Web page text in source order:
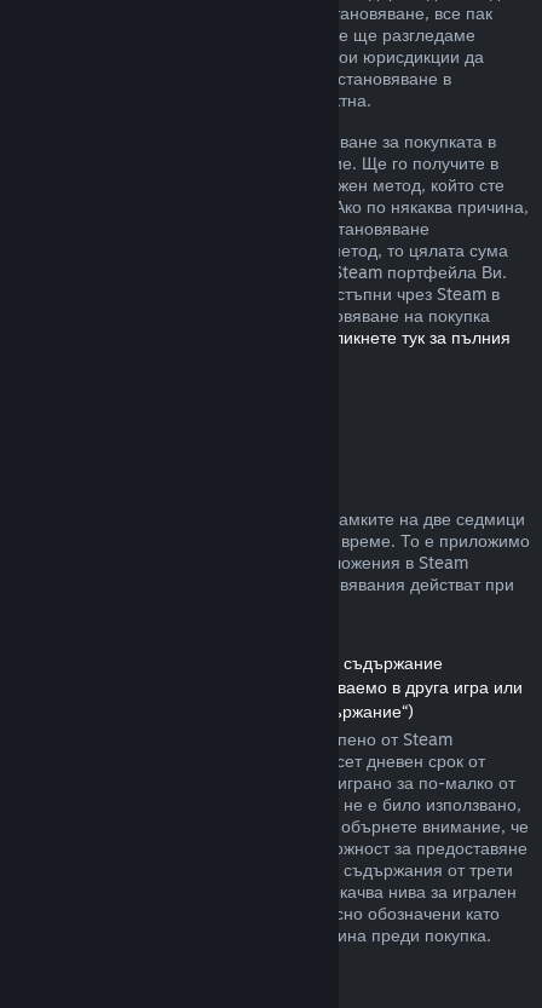
извън описаните от нас правила за възстановяване, все пак
можете да изискате възстановяване и ние ще разгледаме
случая. Възможно е потребителите в някои юрисдикции да
разполагат с допълнителни права за възстановяване в
обстоятелства, при които играта е дефектна.
Ще Ви бъде отпуснато пълно възстановяване за покупката в
рамките на една седмица след одобрение. Ще го получите в
Steam портфейла или чрез същия платежен метод, който сте
използвали, за да направите покупката. Ако по някаква причина,
Steam няма възможност да отпусне възстановяване
посредством първоначалния платежен метод, то цялата сума
ще бъде предоставена като кредит към Steam портфейла Ви.
(Възможно е някои платежни методи, достъпни чрез Steam в
държавата Ви, да не поддържат възстановяване на покупка
Кликнете тук за пълния
Steam възстановяването се предлага в рамките на две седмици
от покупката и при под два часа игрално време. То е приложимо
както за игри, така и при софтуерни приложения в Steam
магазина. Ето обзор за това как възстановявания действат при
Възстановявания на сумата за сваляемо съдържание
(Съдържание от Steam магазина, използваемо в друга игра или
софтуерно приложение, „Сваляемо съдържание“)
Сумата за сваляемото съдържание, закупено от Steam
магазина, се възстановява в четиринадесет дневен срок от
покупката, и ако съответното заглавие е играно за по-малко от
два часа, след транзакцията. Стига то да не е било използвано,
модифицирано или прехвърлено. Моля, обърнете внимание, че
в някои случаи Steam няма да има възможност за предоставяне
на възстановявания при някои сваляеми съдържания от трети
страни (например, ако то необратимо покачва нива за игрален
персонаж). Тези изключения ще бъдат ясно обозначени като
невъзстановими на страницата им магазина преди покупка.